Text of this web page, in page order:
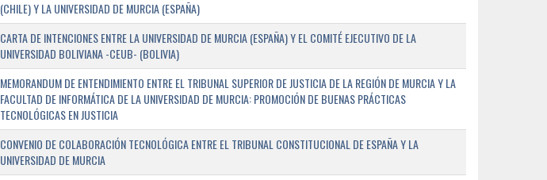
(CHILE) Y LA UNIVERSIDAD DE MURCIA (ESPAÑA)
CARTA DE INTENCIONES ENTRE LA UNIVERSIDAD DE MURCIA (ESPAÑA) Y EL COMITÉ EJECUTIVO DE LA
UNIVERSIDAD BOLIVIANA -CEUB- (BOLIVIA)
MEMORANDUM DE ENTENDIMIENTO ENTRE EL TRIBUNAL SUPERIOR DE JUSTICIA DE LA REGIÓN DE MURCIA Y LA
FACULTAD DE INFORMÁTICA DE LA UNIVERSIDAD DE MURCIA: PROMOCIÓN DE BUENAS PRÁCTICAS
TECNOLÓGICAS EN JUSTICIA
CONVENIO DE COLABORACIÓN TECNOLÓGICA ENTRE EL TRIBUNAL CONSTITUCIONAL DE ESPAÑA Y LA
UNIVERSIDAD DE MURCIA